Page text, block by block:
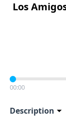
Los
00:00
Description